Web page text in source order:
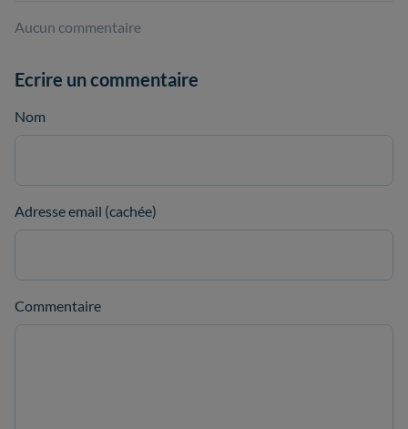
Aucun commentaire
Ecrire un commentaire
Nom
Adresse email (cachée)
Commentaire